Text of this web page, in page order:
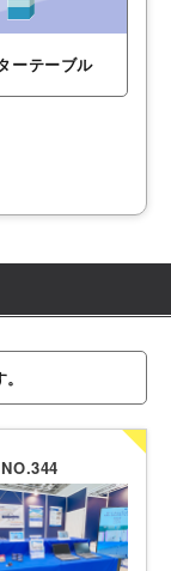
ーテーブル
NO.344